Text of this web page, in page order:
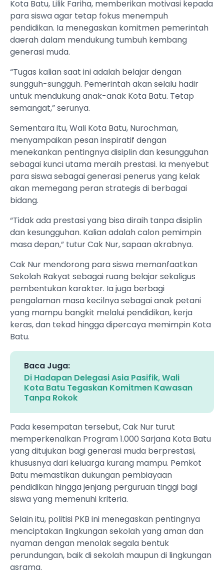
Kota Batu, Lilik Fariha, memberikan motivasi kepada
para siswa agar tetap fokus menempuh
pendidikan. Ia menegaskan komitmen pemerintah
daerah dalam mendukung tumbuh kembang
generasi muda.
“Tugas kalian saat ini adalah belajar dengan
sungguh-sungguh. Pemerintah akan selalu hadir
untuk mendukung anak-anak Kota Batu. Tetap
semangat,” serunya.
Sementara itu, Wali Kota Batu, Nurochman,
menyampaikan pesan inspiratif dengan
menekankan pentingnya disiplin dan kesungguhan
sebagai kunci utama meraih prestasi. Ia menyebut
para siswa sebagai generasi penerus yang kelak
akan memegang peran strategis di berbagai
bidang.
“Tidak ada prestasi yang bisa diraih tanpa disiplin
dan kesungguhan. Kalian adalah calon pemimpin
masa depan,” tutur Cak Nur, sapaan akrabnya.
Cak Nur mendorong para siswa memanfaatkan
Sekolah Rakyat sebagai ruang belajar sekaligus
pembentukan karakter. Ia juga berbagi
pengalaman masa kecilnya sebagai anak petani
yang mampu bangkit melalui pendidikan, kerja
keras, dan tekad hingga dipercaya memimpin Kota
Batu.
Baca Juga:
Di Hadapan Delegasi Asia Pasifik, Wali
Kota Batu Tegaskan Komitmen Kawasan
Tanpa Rokok
Pada kesempatan tersebut, Cak Nur turut
memperkenalkan Program 1.000 Sarjana Kota Batu
yang ditujukan bagi generasi muda berprestasi,
khususnya dari keluarga kurang mampu. Pemkot
Batu memastikan dukungan pembiayaan
pendidikan hingga jenjang perguruan tinggi bagi
siswa yang memenuhi kriteria.
Selain itu, politisi PKB ini menegaskan pentingnya
menciptakan lingkungan sekolah yang aman dan
nyaman dengan menolak segala bentuk
perundungan, baik di sekolah maupun di lingkungan
asrama.